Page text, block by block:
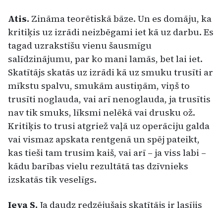
Atis. Zināma teorētiskā bāze. Un es domāju, ka
kritiķis uz izrādi neizbēgami iet kā uz darbu. Es
tagad uzrakstīšu vienu šausmīgu
salīdzinājumu, par ko mani lamās, bet lai iet.
Skatītājs skatās uz izrādi kā uz smuku trusīti ar
mīkstu spalvu, smukām austiņām, viņš to
trusīti noglauda, vai arī nenoglauda, ja trusītis
nav tik smuks, līksmi nelēkā vai drusku ož.
Kritiķis to trusi atgriež vaļā uz operāciju galda
vai vismaz apskata rentgenā un spēj pateikt,
kas tieši tam trusim kaiš, vai arī – ja viss labi –
kādu barības vielu rezultātā tas dzīvnieks
izskatās tik veselīgs.
Ieva S. Ja daudz redzējušais skatītājs ir lasījis